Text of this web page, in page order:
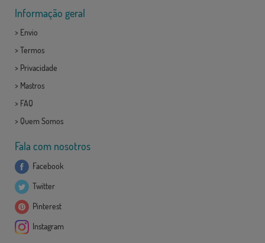
Informação geral
> Envio
> Termos
> Privacidade
> Mastros
> FAQ
> Quem Somos
Fala com nosotros
Facebook
Twitter
Pinterest
Instagram